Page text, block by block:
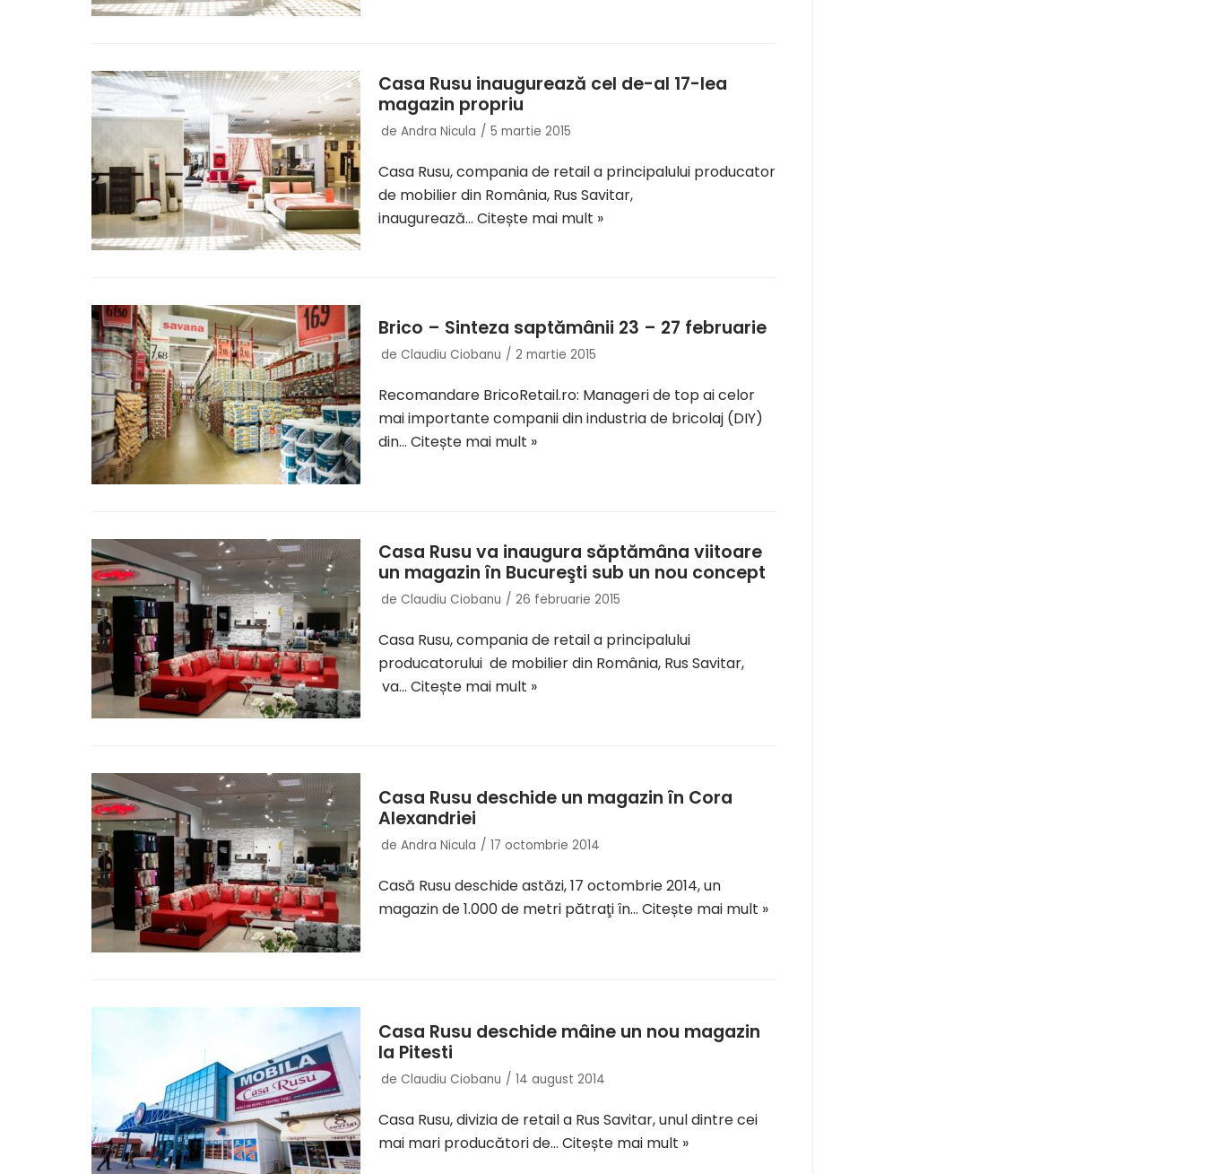
Casa Rusu inaugurează cel de-al 17-lea
magazin propriu
de Andra Nicula 5 martie 2015
Casa Rusu, compania de retail a principalului producator
de mobilier din România, Rus Savitar,
inaugurează… Citește mai mult »
Brico – Sinteza saptămânii 23 – 27 februarie
de Claudiu Ciobanu 2 martie 2015
Recomandare BricoRetail.ro: Manageri de top ai celor
mai importante companii din industria de bricolaj (DIY)
din… Citește mai mult »
Casa Rusu va inaugura săptămâna viitoare
un magazin în Bucureşti sub un nou concept
de Claudiu Ciobanu 26 februarie 2015
Casa Rusu, compania de retail a principalului
producatorului de mobilier din România, Rus Savitar,
va… Citește mai mult »
Casa Rusu deschide un magazin în Cora
Alexandriei
de Andra Nicula 17 octombrie 2014
Casă Rusu deschide astăzi, 17 octombrie 2014, un
magazin de 1.000 de metri pătraţi în… Citește mai mult »
Casa Rusu deschide mâine un nou magazin
la Pitesti
de Claudiu Ciobanu 14 august 2014
Casa Rusu, divizia de retail a Rus Savitar, unul dintre cei
mai mari producători de… Citește mai mult »